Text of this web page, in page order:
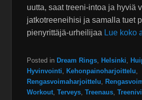
uutta, saat treeni-intoa ja hyviä
jatkotreeneihisi ja samalla tuet
pienyrittäjä-urheilijaa Lue koko
Posted in Dream Rings, Helsinki,
Hyvinvointi, Kehonpainoharjoittelu,
Rengasvoimaharjoittelu,
Workout,Terveys,Treenaus,